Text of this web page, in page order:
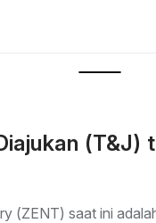
(T&J)
(ZENT) saat ini